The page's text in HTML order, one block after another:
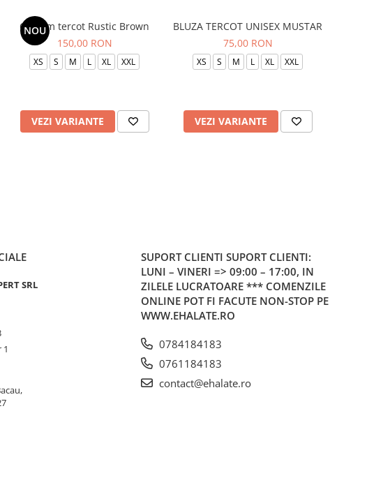
NOU
Costum tercot Rustic Brown
150,00 RON
XS S M L XL XXL
VEZI VARIANTE
BLUZA TERCOT UNISEX MUSTAR
75,00 RON
XS S M L XL XXL
VEZI VARIANTE
SRL
1
SUPORT CLIENTI SUPORT CLIENTI:
LUNI – VINERI => 09:00 – 17:00, IN
ZILELE LUCRATOARE *** COMENZILE
ONLINE POT FI FACUTE NON-STOP PE
WWW.EHALATE.RO
0784184183
0761184183
contact@ehalate.ro